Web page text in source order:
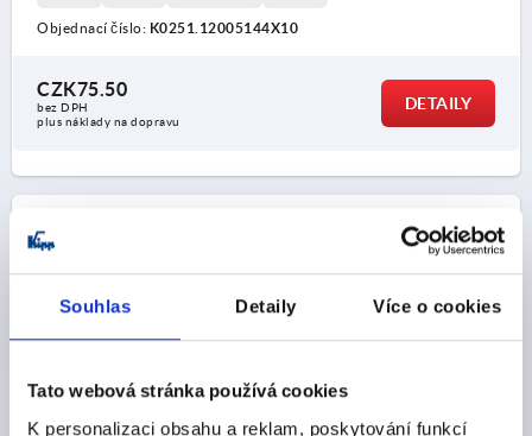
Souhlas Detaily Více o cookies
Tato webová stránka používá cookies
K personalizaci obsahu a reklam, poskytování funkcí
Objednací číslo: K0251.12005144X10
CZK75.50
bez DPH
plus náklady na dopravu
DETAILY